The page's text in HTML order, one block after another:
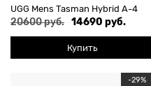
UGG Mens Tasman Hybrid А-4
20600 руб. 14690 руб.
Купить
-29%